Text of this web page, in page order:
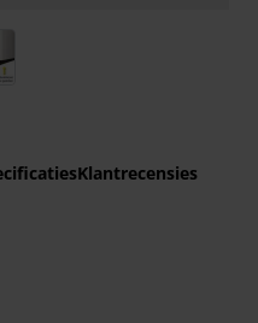
larger image
Klantrecensies